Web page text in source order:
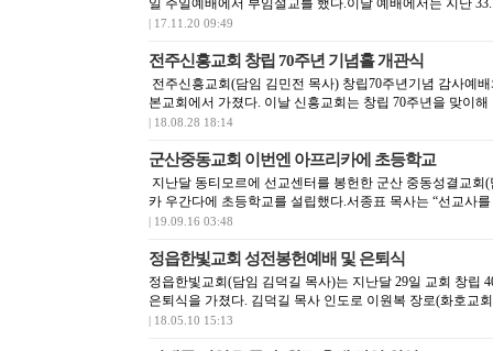
일 주일예배에서 부임설교를 했다.이날 예배에서는 지난
| 17.11.20 09:49
전주신흥교회 창립 70주년 기념홀 개관식
전주신흥교회(담임 김민전 목사) 창립70주년기념 감사예
본교회에서 가졌다. 이날 신흥교회는 창립 70주년을 맞이해
| 18.08.28 18:14
군산중동교회 이번엔 아프리카에 초등학교
지난달 동티모르에 선교센터를 봉헌한 군산 중동성결교회
카 우간다에 초등학교를 설립했다.서종표 목사는 “선교사
| 19.09.16 03:48
정읍한빛교회 성전봉헌예배 및 은퇴식
정읍한빛교회(담임 김덕길 목사)는 지난달 29일 교회 창립
은퇴식을 가졌다. 김덕길 목사 인도로 이원복 장로(화호교
| 18.05.10 15:13